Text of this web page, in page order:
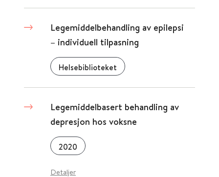
Legemiddelbehandling av epilepsi
– individuell tilpasning
Helsebiblioteket
Legemiddelbasert behandling av
depresjon hos voksne
2020
Detaljer